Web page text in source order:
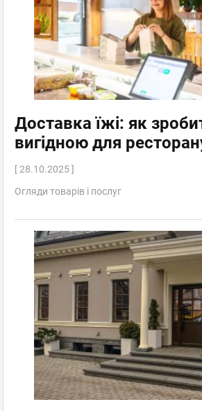
Доставка їжі: як
вигідною для
[ 28.10.2025 ]
Огляди товарів і послуг